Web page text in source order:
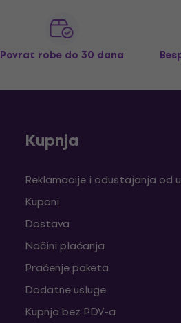
Povrat robe do 30 dana
Kupnja
Reklamacije i odustajanja od
Kuponi
Dostava
Načini plaćanja
Praćenje paketa
Dodatne usluge
Kupnja bez PDV-a